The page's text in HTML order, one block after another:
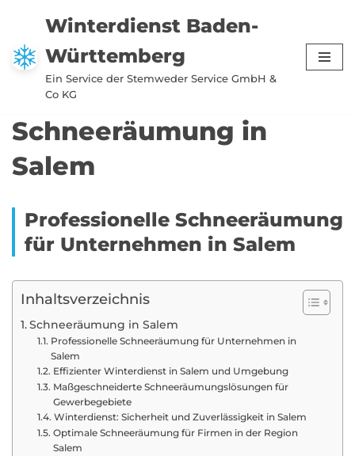
Zum
Inhalt
springen
Winterdienst Baden-
Württemberg
Ein Service der Stemweder Service GmbH &
Co KG
Schneeräumung in
Salem
Professionelle Schneeräumung
für Unternehmen in Salem
Inhaltsverzeichnis
Schneeräumung in Salem
Professionelle Schneeräumung für Unternehmen in
Salem
Effizienter Winterdienst in Salem und Umgebung
Maßgeschneiderte Schneeräumungslösungen für
Gewerbegebiete
Winterdienst: Sicherheit und Zuverlässigkeit in Salem
Optimale Schneeräumung für Firmen in der Region
Salem